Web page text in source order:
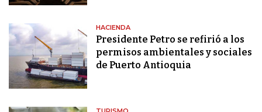
HACIENDA
Presidente Petro se refirió a los
permisos ambientales y sociales
de Puerto Antioquia